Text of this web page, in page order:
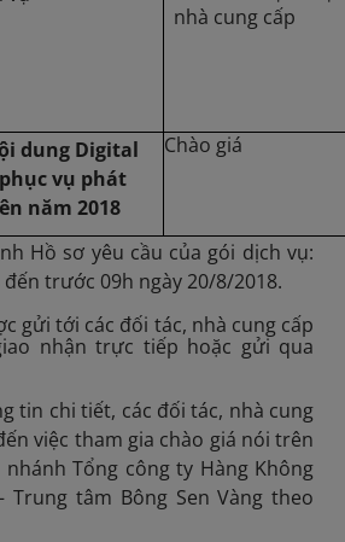
nhà cung cấp
dung Digital
vụ phát
năm 2018
Chào giá
Hồ sơ yêu cầu của gói dịch vụ:
trước 09h ngày 20/8/2018.
gửi tới các đối tác, nhà cung cấp
nhận trực tiếp hoặc gửi qua
tin chi tiết, các đối tác, nhà cung
việc tham gia chào giá nói trên
Tổng công ty Hàng Không
Trung tâm Bông Sen Vàng theo